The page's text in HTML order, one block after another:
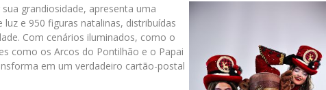
grandiosidade, apresenta uma
e 950 figuras natalinas, distribuídas
Com cenários iluminados, como o
como os Arcos do Pontilhão e o Papai
em um verdadeiro cartão-postal